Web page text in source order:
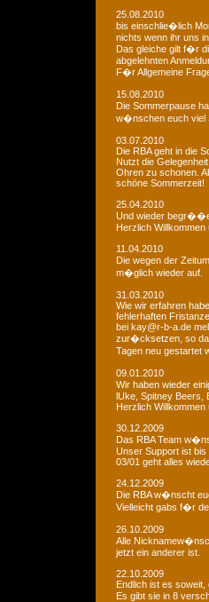
25.08.2010
bis einschlie�lich
nichts wenn ihr uns
Das gleiche gilt f�r
abgelehnten
F�r Allgemeine
15.08.2010
Die Sommerpause
w�nschen euch viel
03.07.2010
Die RBA geht in die
Nutzt die
Ohren zu schonen.
schöne Sommerzeit!
25.04.2010
Und wieder
Herzlich Willkommen
11.04.2010
Die wegen der
m�glich wieder auf.
31.03.2010
Wie wir erfahren
fehlerhaften
bei kay@r-b-a.de
zur�cksetzen, so
Tagen neu gestartet
09.01.2010
Wir haben wieder
lUke, Spitney Beers,
Herzlich Willkommen
30.12.2009
Das RBA Team
Unser Support ist bis
03/01 geht alles
24.12.2009
Die RBA w�nscht
Vielleicht gabs f�r
26.10.2009
Alle
jetzt ein anderer ist.
22.10.2009
Endlich ist es soweit,
Es gibt sie in 8